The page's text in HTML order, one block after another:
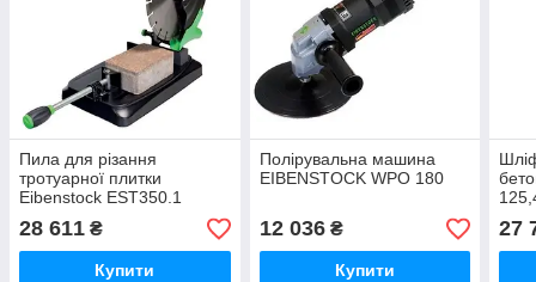
Пила для різання
тротуарної плитки
Eibenstock EST350.1
28 611 ₴
Купити
Полірувальна машина
EIBENSTOCK WPO 180
12 036₴
Купити
27